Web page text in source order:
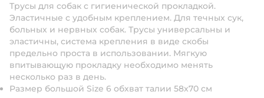
Трусы для собак с гигиенической прокладкой.
Эластичные с удобным креплением. Для течных сук,
больных и нервных собак. Трусы универсальны и
эластичны, система крепления в виде скобы
предельно проста в использовании. Мягкую
впитывающую прокладку необходимо менять
несколько раз в день.
Размер большой Size 6 обхват талии 58х70 см